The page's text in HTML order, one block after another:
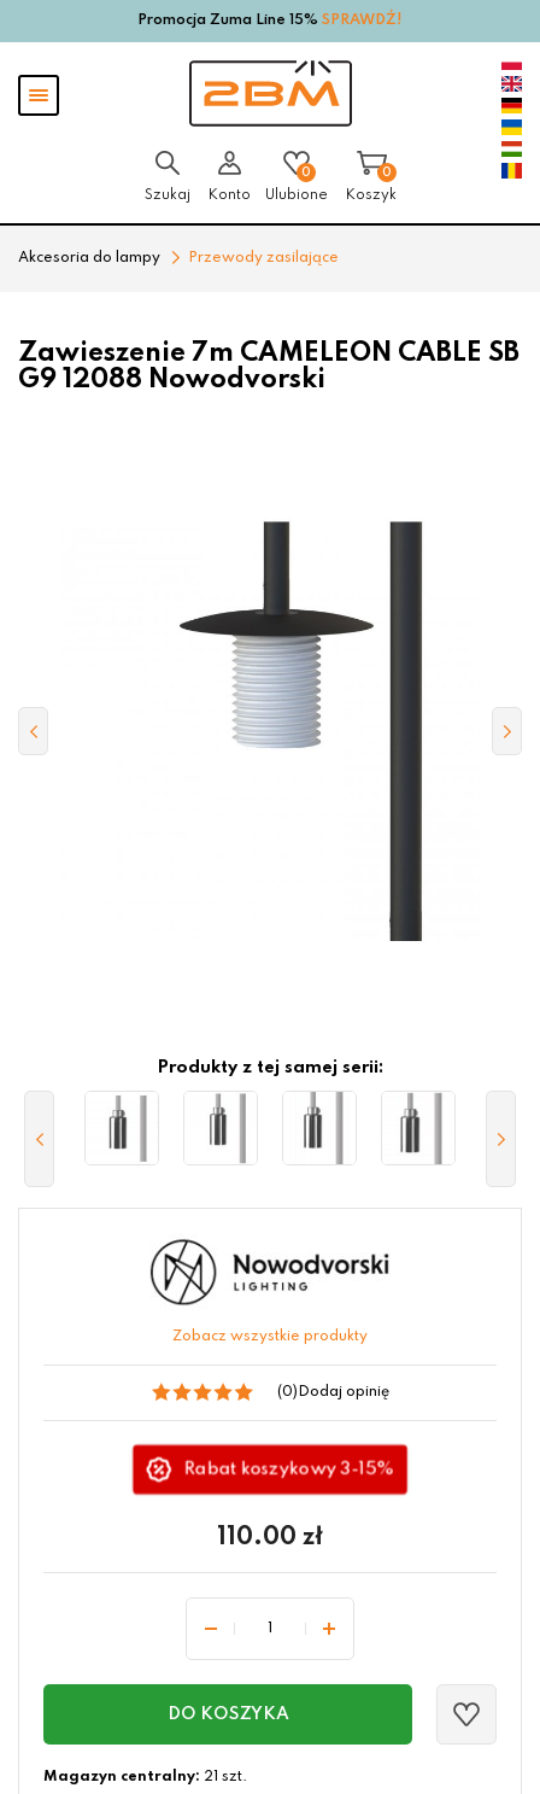
Przejdź
głównego
Przejdź
menu
stopce
Promocja Zuma Line 15% SPRAWDŹ!
Pokaż
menu
Szukaj Konto
0
Ulubione
0
Koszyk
Akcesoria do lampy Przewody zasilające
Zawieszenie 7m CAMELEON CABLE SB
G9 12088 Nowodvorski
Produkty z tej samej serii:
Zobacz wszystkie produkty
(0) Dodaj opinię
Rabat koszykowy 3-15%
110.00 zł
DO KOSZYKA
Magazyn centralny: 21 szt.